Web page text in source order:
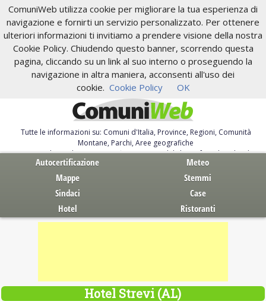
ComuniWeb utilizza cookie per migliorare la tua esperienza di
navigazione e fornirti un servizio personalizzato. Per ottenere
ulteriori informazioni ti invitiamo a prendere visione della nostra
Cookie Policy. Chiudendo questo banner, scorrendo questa
pagina, cliccando su un link al suo interno o proseguendo la
navigazione in altra maniera, acconsenti all'uso dei
cookie. Cookie Policy OK
Tutte le informazioni su: Comuni d'Italia, Province, Regioni, Comunità
Montane, Parchi, Aree geografiche
Servizi al Cittadino. Autocertificazione, moduli, leggi, free download
Autocertificazione
Meteo
Mappe
Stemmi
Sindaci
Case
Hotel
Ristoranti
Hotel Strevi (AL)